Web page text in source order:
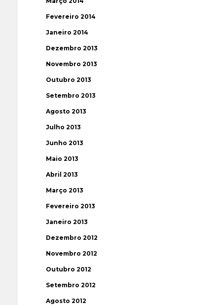
Fevereiro 2014
Janeiro 2014
Dezembro 2013
Novembro 2013
Outubro 2013
Setembro 2013
Agosto 2013
Julho 2013
Junho 2013
Maio 2013
Abril 2013
Março 2013
Fevereiro 2013
Janeiro 2013
Dezembro 2012
Novembro 2012
Outubro 2012
Setembro 2012
Agosto 2012